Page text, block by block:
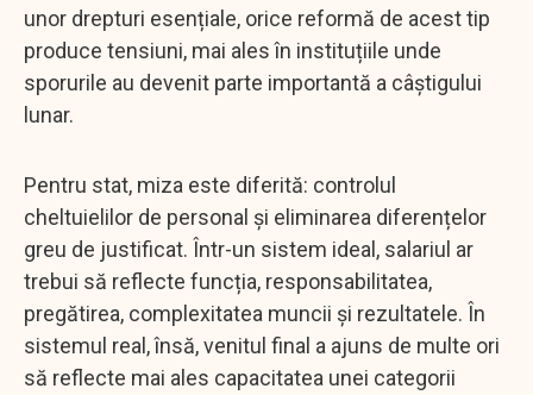
unor drepturi esențiale, orice reformă de acest tip
produce tensiuni, mai ales în instituțiile unde
sporurile au devenit parte importantă a câștigului
lunar.
Pentru stat, miza este diferită: controlul
cheltuielilor de personal și eliminarea diferențelor
greu de justificat. Într-un sistem ideal, salariul ar
trebui să reflecte funcția, responsabilitatea,
pregătirea, complexitatea muncii și rezultatele. În
sistemul real, însă, venitul final a ajuns de multe ori
să reflecte mai ales capacitatea unei categorii